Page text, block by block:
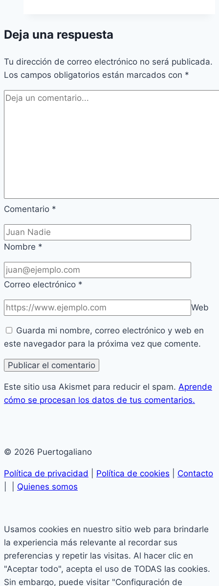
y
de
Robaxin
500
mg
Deja una respuesta
Tu dirección de correo electrónico no será publicada.
Los campos obligatorios están marcados con *
Comentario *
Nombre *
Correo electrónico *
Web
Guarda mi nombre, correo electrónico y web en
este navegador para la próxima vez que comente.
Este sitio usa Akismet para reducir el spam. Aprende
cómo se procesan los datos de tus comentarios.
© 2026 Puertogaliano
Política de privacidad Política de cookies
Contacto
Quienes somos
Usamos cookies en nuestro sitio web para brindarle
la experiencia más relevante al recordar sus
preferencias y repetir las visitas. Al hacer clic en
"Aceptar todo", acepta el uso de TODAS las cookies.
Sin embargo, puede visitar "Configuración de